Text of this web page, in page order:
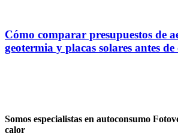
Cómo comparar presupuestos de
geotermia y placas solares antes
Somos especialistas en autoconsumo
calor